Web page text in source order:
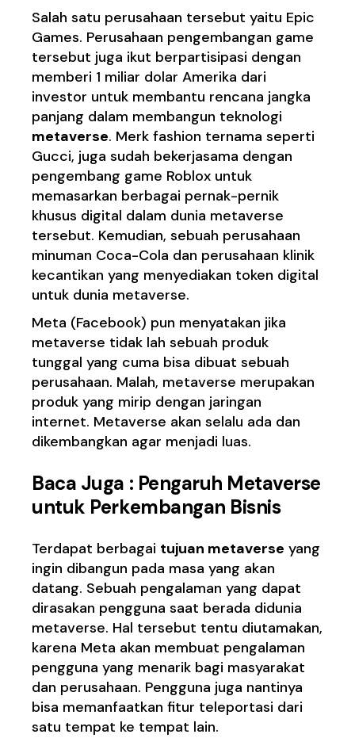
Salah satu perusahaan tersebut yaitu Epic
Games. Perusahaan pengembangan game
tersebut juga ikut berpartisipasi dengan
memberi 1 miliar dolar Amerika dari
investor untuk membantu rencana jangka
panjang dalam membangun teknologi
metaverse. Merk fashion ternama seperti
Gucci, juga sudah bekerjasama dengan
pengembang game Roblox untuk
memasarkan berbagai pernak-pernik
khusus digital dalam dunia metaverse
tersebut. Kemudian, sebuah perusahaan
minuman Coca-Cola dan perusahaan klinik
kecantikan yang menyediakan token digital
untuk dunia metaverse.
Meta (Facebook) pun menyatakan jika
metaverse tidak lah sebuah produk
tunggal yang cuma bisa dibuat sebuah
perusahaan. Malah, metaverse merupakan
produk yang mirip dengan jaringan
internet. Metaverse akan selalu ada dan
dikembangkan agar menjadi luas.
Baca Juga : Pengaruh Metaverse
untuk Perkembangan Bisnis
Terdapat berbagai tujuan metaverse yang
ingin dibangun pada masa yang akan
datang. Sebuah pengalaman yang dapat
dirasakan pengguna saat berada didunia
metaverse. Hal tersebut tentu diutamakan,
karena Meta akan membuat pengalaman
pengguna yang menarik bagi masyarakat
dan perusahaan. Pengguna juga nantinya
bisa memanfaatkan fitur teleportasi dari
satu tempat ke tempat lain.